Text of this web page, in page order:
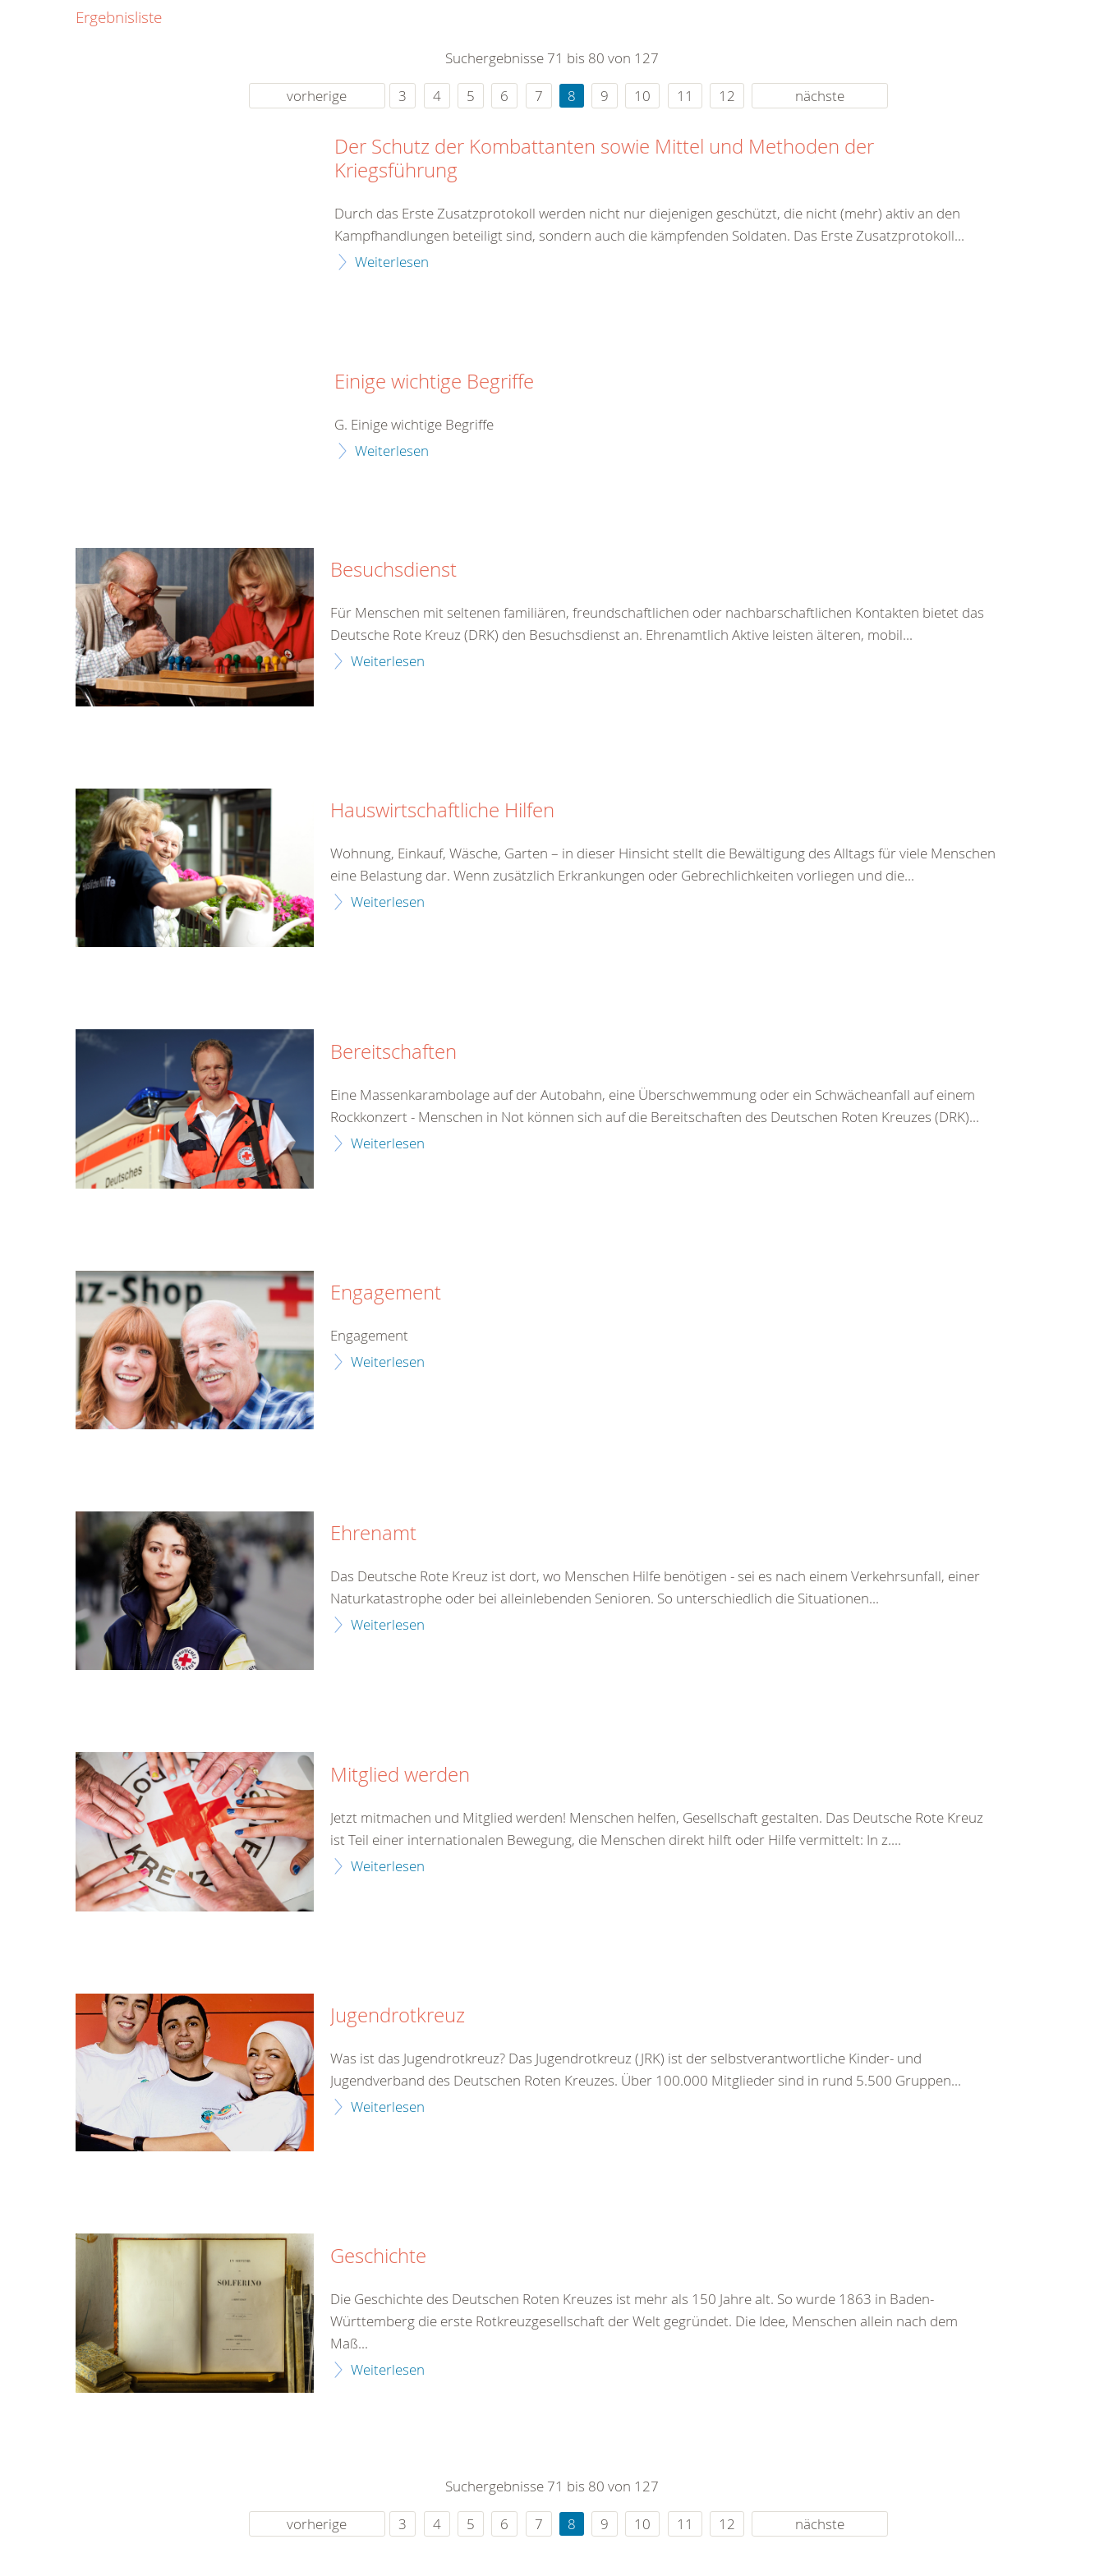
rund um die Uhr
Ergebnisliste
Suchergebnisse 71 bis 80 von 127
vorherige
3 4 5 6 7 8 9 10 11 12 nächste
Der Schutz der Kombattanten sowie Mittel und Methoden der
Kriegsführung
Durch das Erste Zusatzprotokoll werden nicht nur diejenigen geschützt, die nicht (mehr) aktiv an den
Kampfhandlungen beteiligt sind, sondern auch die kämpfenden Soldaten. Das Erste Zusatzprotokoll...
Weiterlesen
Einige wichtige Begriffe
G. Einige wichtige Begriffe
Weiterlesen
Besuchsdienst
Für Menschen mit seltenen familiären, freundschaftlichen oder nachbarschaftlichen Kontakten bietet das
Deutsche Rote Kreuz (DRK) den Besuchsdienst an. Ehrenamtlich Aktive leisten älteren, mobil...
Weiterlesen
Hauswirtschaftliche Hilfen
Wohnung, Einkauf, Wäsche, Garten – in dieser Hinsicht stellt die Bewältigung des Alltags für viele Menschen
eine Belastung dar. Wenn zusätzlich Erkrankungen oder Gebrechlichkeiten vorliegen und die...
Weiterlesen
Bereitschaften
Eine Massenkarambolage auf der Autobahn, eine Überschwemmung oder ein Schwächeanfall auf einem
Rockkonzert - Menschen in Not können sich auf die Bereitschaften des Deutschen Roten Kreuzes (DRK)...
Weiterlesen
Engagement
Engagement
Weiterlesen
Ehrenamt
Das Deutsche Rote Kreuz ist dort, wo Menschen Hilfe benötigen - sei es nach einem Verkehrsunfall, einer
Naturkatastrophe oder bei alleinlebenden Senioren. So unterschiedlich die Situationen...
Weiterlesen
Mitglied werden
Jetzt mitmachen und Mitglied werden! Menschen helfen, Gesellschaft gestalten. Das Deutsche Rote Kreuz
ist Teil einer internationalen Bewegung, die Menschen direkt hilft oder Hilfe vermittelt: In z....
Weiterlesen
Jugendrotkreuz
Was ist das Jugendrotkreuz? Das Jugendrotkreuz (JRK) ist der selbstverantwortliche Kinder- und
Jugendverband des Deutschen Roten Kreuzes. Über 100.000 Mitglieder sind in rund 5.500 Gruppen...
Weiterlesen
Geschichte
Die Geschichte des Deutschen Roten Kreuzes ist mehr als 150 Jahre alt. So wurde 1863 in Baden-
Württemberg die erste Rotkreuzgesellschaft der Welt gegründet. Die Idee, Menschen allein nach dem
Maß...
Weiterlesen
Suchergebnisse 71 bis 80 von 127
vorherige
3 4 5 6 7 8 9 10 11 12 nächste